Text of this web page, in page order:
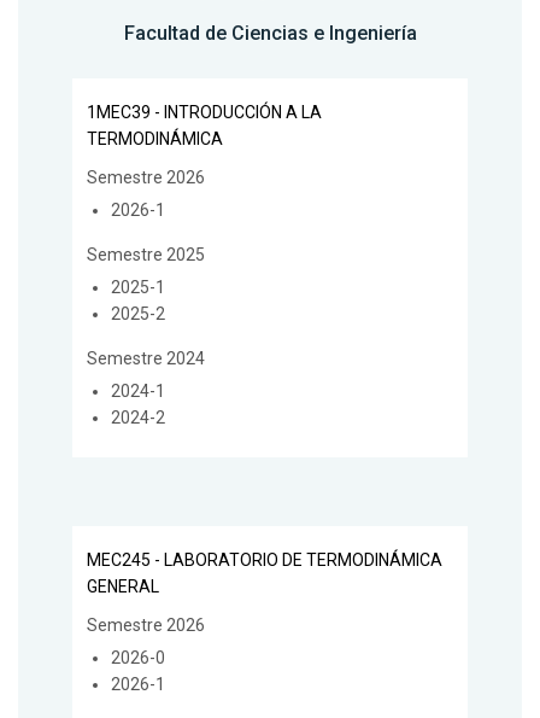
Facultad de Ciencias e Ingeniería
1MEC39 - INTRODUCCIÓN A LA
TERMODINÁMICA
Semestre 2026
2026-1
Semestre 2025
2025-1
2025-2
Semestre 2024
2024-1
2024-2
MEC245 - LABORATORIO DE TERMODINÁMICA
GENERAL
Semestre 2026
2026-0
2026-1